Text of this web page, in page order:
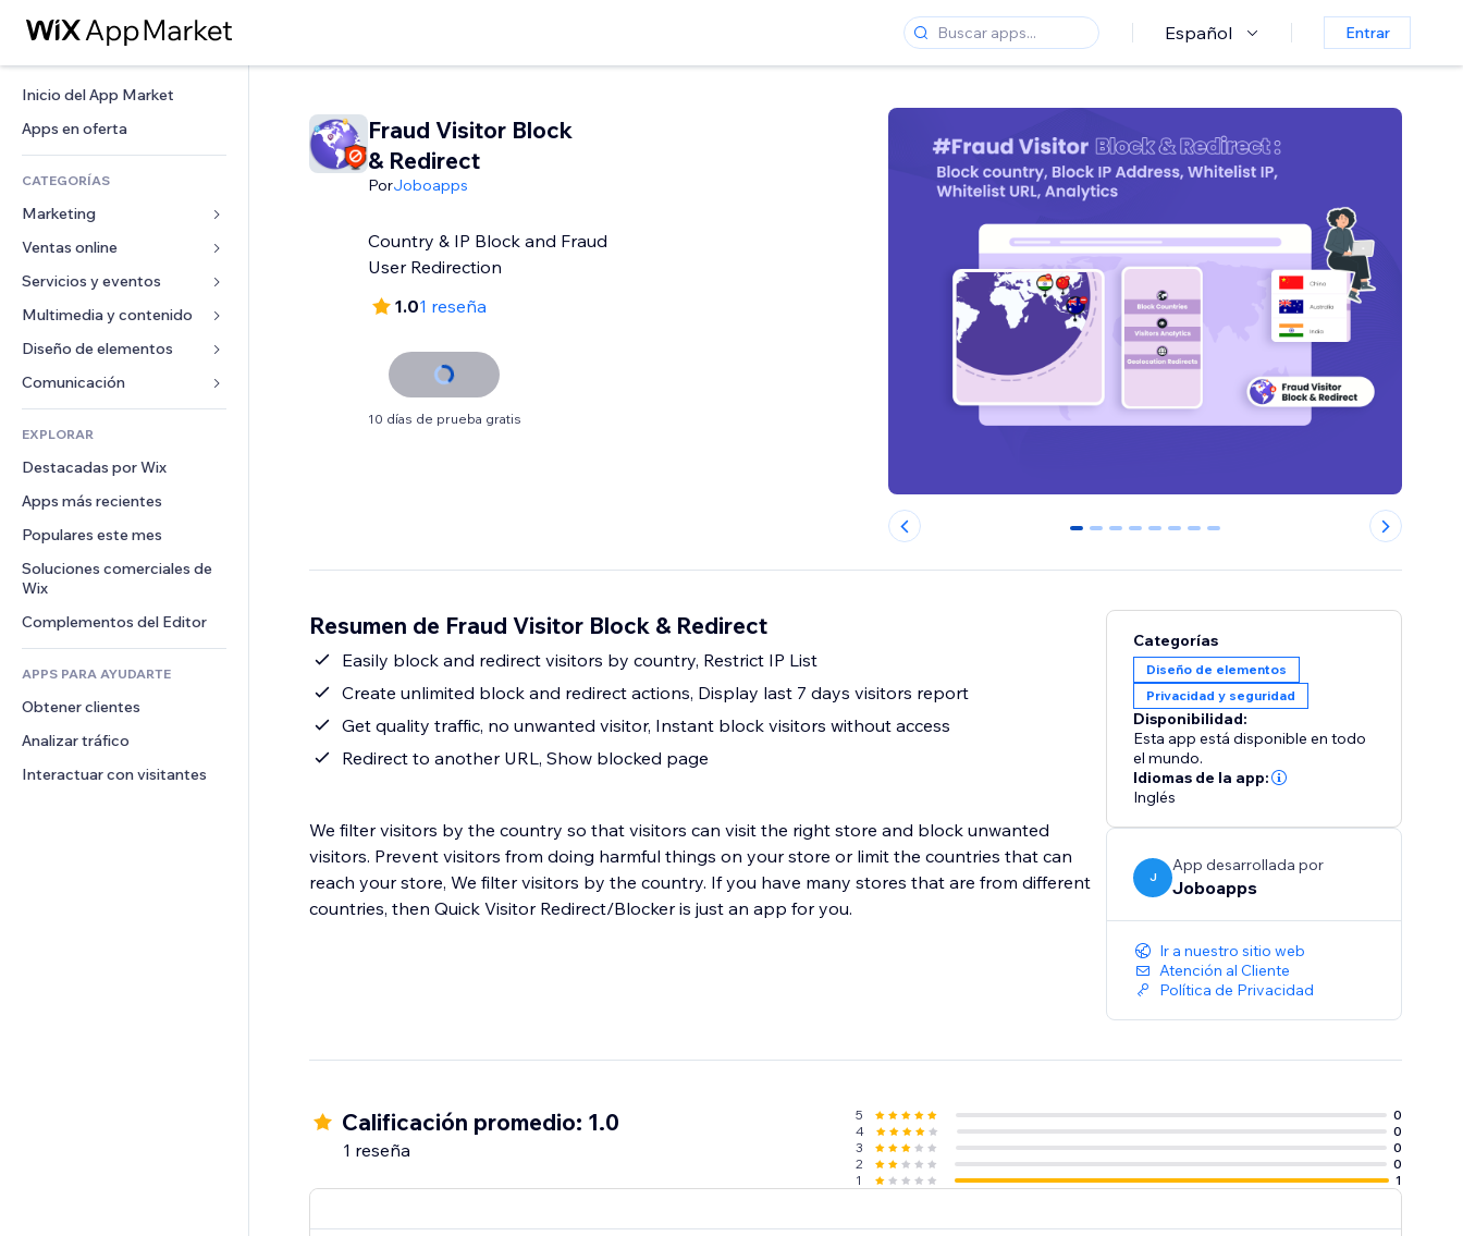
Español Entrar
Inicio del App Market
Apps en oferta
CATEGORÍAS
Marketing
Anuncios
Móvil
Analíticas
Anuncios del sitio
Email
Ventas online
Apps para tiendas
Envíos y entregas
Botones de venta
Contabilidad
Cupones y fidelización
Almacenamiento de mercancía
Crowdfunding
Alimentos y bebidas
Servicios y eventos
Hoteles
Eventos
Restaurantes
Inmobiliarias
Reservas
Multimedia y contenido
Galerías
Música
Pódcast
Fotografía
Video
PDF
Compartir archivos
Noticias
Servicios de contenido
Efectos de texto
Diseño de elementos
Mapas y navegación
Privacidad y seguridad
Reloj
Plantillas para páginas
Efectos de imágenes
Botones y menús
Banners e insignias
Calculadoras
Buscar
Formularios
Encuestas
Chat
Comentarios
Teléfono
Comunidad
Reseñas y testimonios
EXPLORAR
Destacadas por Wix
Apps más recientes
Populares este mes
Soluciones comerciales de
Wix
Complementos del Editor
APPS PARA AYUDARTE
Obtener clientes
Analizar tráfico
Interactuar con visitantes
Fraud Visitor Block
& Redirect
PorJoboapps
Country & IP Block and Fraud
User Redirection
1.01 reseña
10 días de prueba gratis
0 1 2 3 4 5 6 7
Resumen de Fraud Visitor Block & Redirect
Easily block and redirect visitors by country, Restrict IP List
Create unlimited block and redirect actions, Display last 7 days visitors report
Get quality traffic, no unwanted visitor, Instant block visitors without access
Redirect to another URL, Show blocked page
We filter visitors by the country so that visitors can visit the right store and block unwanted
visitors. Prevent visitors from doing harmful things on your store or limit the countries that can
reach your store, We filter visitors by the country. If you have many stores that are from different
countries, then Quick Visitor Redirect/Blocker is just an app for you.
Categorías
Diseño de elementos
Privacidad y seguridad
Disponibilidad:
Esta app está disponible en todo
el mundo.
Idiomas de la app:
Inglés
J
App desarrollada por
Joboapps
Ir a nuestro sitio web
Atención al Cliente
Política de Privacidad
Calificación promedio: 1.0
1 reseña
5
0
4
0
3
0
2
0
1
1